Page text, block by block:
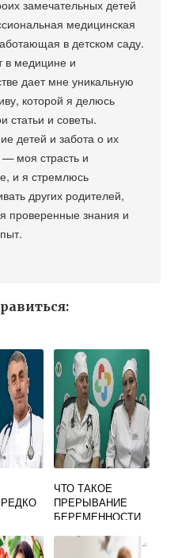
замечательных детей
медицинская
в детском саду.
в медицине и
дает мне уникальную
которой я делюсь
статьи и советы.
детей и забота о их
— моя страсть и
и я стремлюсь
других родителей,
проверенные знания и
ЧТО ТАКОЕ
ПРЕРЫВАНИЕ
БЕРЕМЕННОСТИ